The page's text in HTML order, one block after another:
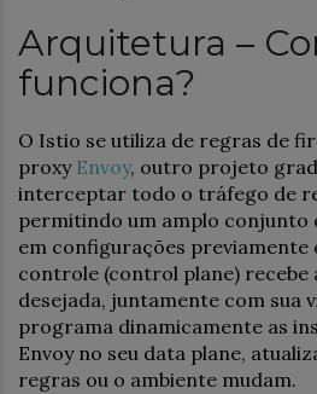
Arquitetura –
funciona?
O Istio se utiliza de regras de
proxy Envoy, outro projeto
interceptar todo o tráfego de
permitindo um amplo conjunto
em configurações previamente
controle (control plane) recebe
desejada, juntamente com sua
programa dinamicamente as
Envoy no seu data plane,
regras ou o ambiente mudam.